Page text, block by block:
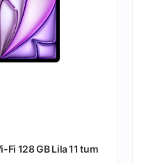
Fi 128 GB Lila 11 tum